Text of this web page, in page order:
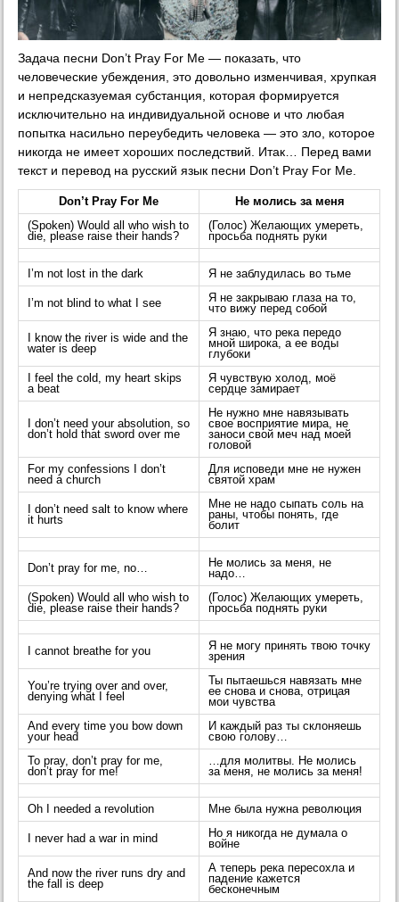
Задача песни Don’t Pray For Me — показать, что
человеческие убеждения, это довольно изменчивая, хрупкая
и непредсказуемая субстанция, которая формируется
исключительно на индивидуальной основе и что любая
попытка насильно переубедить человека — это зло, которое
никогда не имеет хороших последствий. Итак… Перед вами
текст и перевод на русский язык песни Don’t Pray For Me.
Don’t Pray For Me
Не молись за меня
(Spoken) Would all who wish to
die, please raise their hands?
(Голос) Желающих умереть,
просьба поднять руки
I’m not lost in the dark Я не заблудилась во тьме
I’m not blind to what I see
Я не закрываю глаза на то,
что вижу перед собой
I know the river is wide and the
water is deep
Я знаю, что река передо
мной широка, а ее воды
глубоки
I feel the cold, my heart skips
a beat
Я чувствую холод, моё
сердце замирает
I don’t need your absolution, so
don’t hold that sword over me
Не нужно мне навязывать
свое восприятие мира, не
заноси свой меч над моей
головой
For my confessions I don’t
need a church
Для исповеди мне не нужен
святой храм
I don’t need salt to know where
it hurts
Мне не надо сыпать соль на
раны, чтобы понять, где
болит
Don’t pray for me, no…
Не молись за меня, не
надо…
(Spoken) Would all who wish to
die, please raise their hands?
(Голос) Желающих умереть,
просьба поднять руки
I cannot breathe for you
Я не могу принять твою точку
зрения
You’re trying over and over,
denying what I feel
Ты пытаешься навязать мне
ее снова и снова, отрицая
мои чувства
And every time you bow down
your head
И каждый раз ты склоняешь
свою голову…
To pray, don’t pray for me,
don’t pray for me!
…для молитвы. Не молись
за меня, не молись за меня!
Oh I needed a revolution Мне была нужна революция
I never had a war in mind
Но я никогда не думала о
войне
And now the river runs dry and
the fall is deep
А теперь река пересохла и
падение кажется
бесконечным